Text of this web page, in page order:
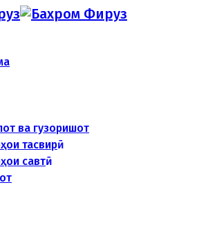
ва гузоришот
тасвирӣ
савтӣ